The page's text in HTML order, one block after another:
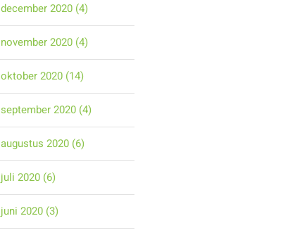
december 2020 (4)
november 2020 (4)
oktober 2020 (14)
september 2020 (4)
augustus 2020 (6)
juli 2020 (6)
juni 2020 (3)